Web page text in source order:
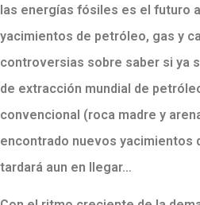
las energías fósiles es el futuro
yacimientos de petróleo, gas y
controversias sobre saber si ya
de extracción mundial de
convencional (roca madre y
encontrado nuevos yacimientos
tardará aun en llegar…